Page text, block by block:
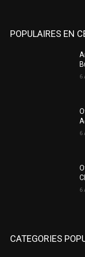
POPULAIRES EN
6
6
6
CATEGORIES